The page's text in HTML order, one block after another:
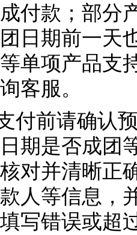
付款；部分
日期前一天
单项产品支
客服。
付前请确认
期是否成团
对并清晰正
人等信息，
写错误或超